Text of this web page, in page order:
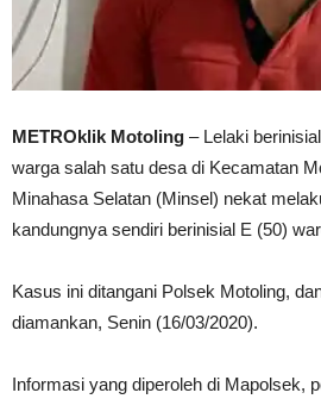
METROklik Motoling – Lelaki
warga salah satu desa di Kecamatan
Minahasa Selatan (Minsel) nekat
kandungnya sendiri berinisial E (50)
Kasus ini ditangani Polsek Motoling,
diamankan, Senin (16/03/2020).
Informasi yang diperoleh di Mapolsek,